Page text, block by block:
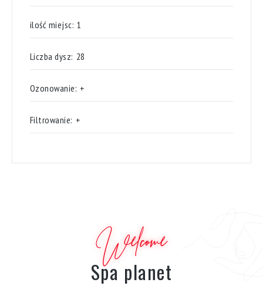
ilość miejsc: 1
Liczba dysz: 28
Ozonowanie: +
Filtrowanie: +
Welcome
Spa planet